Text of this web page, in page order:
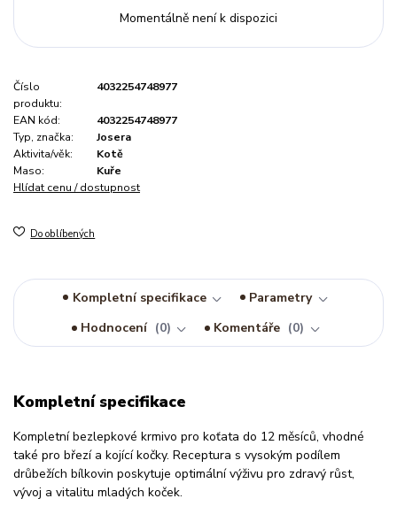
Momentálně není k dispozici
Číslo
produktu:
4032254748977
EAN kód:
4032254748977
Typ, značka:
Josera
Aktivita/věk:
Kotě
Maso:
Kuře
Hlídat cenu / dostupnost
Do oblíbených
Kompletní specifikace
Parametry
Hodnocení
0 Komentáře 0
Kompletní specifikace
Kompletní bezlepkové krmivo pro koťata do 12 měsíců, vhodné
také pro březí a kojící kočky. Receptura s vysokým podílem
drůbežích bílkovin poskytuje optimální výživu pro zdravý růst,
vývoj a vitalitu mladých koček.